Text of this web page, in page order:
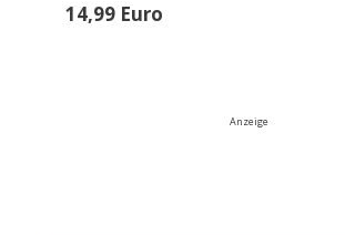
14,99 Euro
Anzeige